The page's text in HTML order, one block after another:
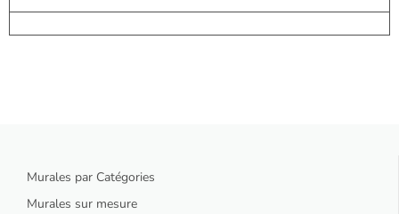
Murales par Catégories
Murales sur mesure